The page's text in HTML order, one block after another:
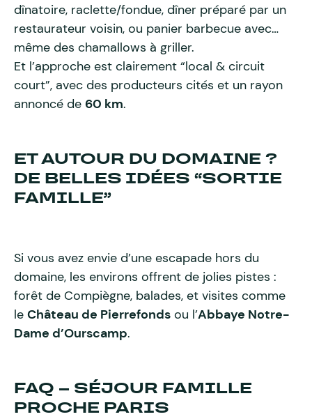
dînatoire, raclette/fondue, dîner préparé par un
restaurateur voisin, ou panier barbecue avec…
même des chamallows à griller.
Et l’approche est clairement “local & circuit
court”, avec des producteurs cités et un rayon
annoncé de 60 km.
ET AUTOUR DU DOMAINE ?
DE BELLES IDÉES “SORTIE
FAMILLE”
Si vous avez envie d’une escapade hors du
domaine, les environs offrent de jolies pistes :
forêt de Compiègne, balades, et visites comme
le Château de Pierrefonds ou l’Abbaye Notre-
Dame d’Ourscamp.
FAQ – SÉJOUR FAMILLE
PROCHE PARIS